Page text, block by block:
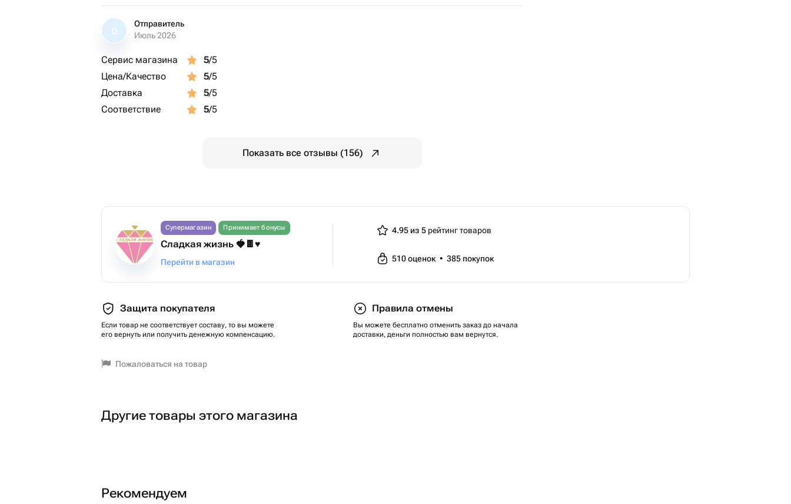
О
Отправитель
Июль 2026
Сервис магазина 5/5
Цена/Качество
5/5
Доставка
5/5
Соответствие
5/5
Показать все отзывы (156)
Супермагазин Принимает бонусы
Сладкая жизнь 🍓🍫♥️
Перейти в магазин
4.95 из 5рейтинг товаров
510оценок • 385 покупок
Защита покупателя
Если товар не соответствует составу, то вы можете
его вернуть или получить денежную компенсацию.
Правила отмены
Вы можете бесплатно отменить заказ до начала
доставки, деньги полностью вам вернутся.
Пожаловаться на товар
Другие товары этого магазина
Рекомендуем